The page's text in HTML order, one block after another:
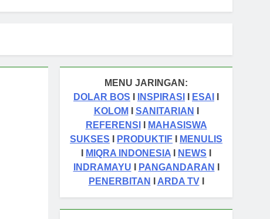
MENU JARINGAN:
DOLAR BOS I INSPIRASI I ESAI I
KOLOMISANITARIANI
REFERENSIIMAHASISWA
SUKSES I PRODUKTIF I MENULIS
I MIQRA INDONESIA I NEWS I
INDRAMAYUIPANGANDARANI
PENERBITANIARDA TVI